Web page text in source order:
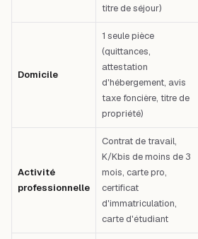
titre de séjour)
Domicile
1 seule pièce
(quittances,
attestation
d'hébergement, avis
taxe foncière, titre de
propriété)
Activité
professionnelle
Contrat de travail,
K/Kbis de moins de 3
mois, carte pro,
certificat
d'immatriculation,
carte d'étudiant